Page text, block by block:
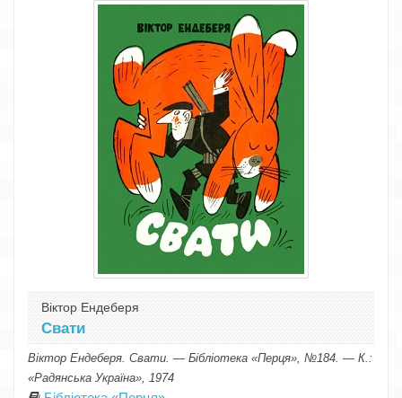
Віктор Ендеберя
Свати
Віктор Ендеберя. Свати. — Бібліотека «Перця», №184. — К.:
«Радянська Україна», 1974